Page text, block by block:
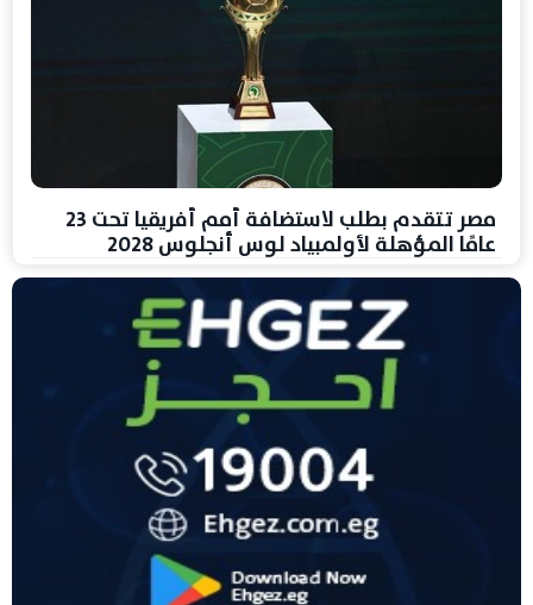
مصر تتقدم بطلب لاستضافة أمم أفريقيا تحت 23
عامًا المؤهلة لأولمبياد لوس أنجلوس 2028